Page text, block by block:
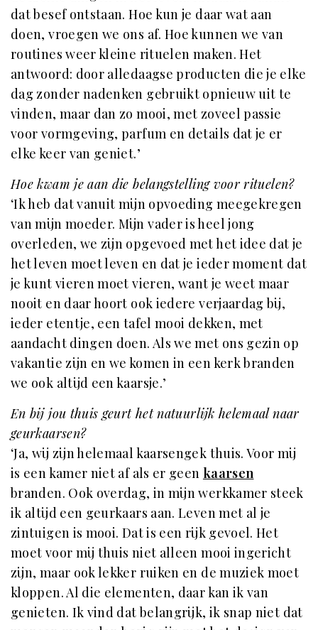
dat besef ontstaan. Hoe kun je daar wat aan
doen, vroegen we ons af. Hoe kunnen we van
routines weer kleine rituelen maken. Het
antwoord: door alledaagse producten die je elke
dag zonder nadenken gebruikt opnieuw uit te
vinden, maar dan zo mooi, met zoveel passie
voor vormgeving, parfum en details dat je er
elke keer van geniet.’
Hoe kwam je aan die belangstelling voor rituelen?
‘Ik heb dat vanuit mijn opvoeding meegekregen
van mijn moeder. Mijn vader is heel jong
overleden, we zijn opgevoed met het idee dat je
het leven moet leven en dat je ieder moment dat
je kunt vieren moet vieren, want je weet maar
nooit en daar hoort ook iedere verjaardag bij,
ieder etentje, een tafel mooi dekken, met
aandacht dingen doen. Als we met ons gezin op
vakantie zijn en we komen in een kerk branden
we ook altijd een kaarsje.’
En bij jou thuis geurt het natuurlijk helemaal naar
geurkaarsen?
‘Ja, wij zijn helemaal kaarsengek thuis. Voor mij
is een kamer niet af als er geen kaarsen
branden. Ook overdag, in mijn werkkamer steek
ik altijd een geurkaars aan. Leven met al je
zintuigen is mooi. Dat is een rijk gevoel. Het
moet voor mij thuis niet alleen mooi ingericht
zijn, maar ook lekker ruiken en de muziek moet
kloppen. Al die elementen, daar kan ik van
genieten. Ik vind dat belangrijk, ik snap niet dat